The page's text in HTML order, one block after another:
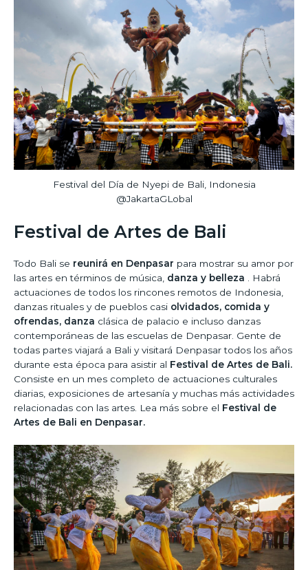
Festival del Día de Nyepi de Bali, Indonesia
@JakartaGLobal
Festival de Artes de Bali
Todo Bali se reunirá en Denpasar para mostrar su amor por
las artes en términos de música, danza y belleza . Habrá
actuaciones de todos los rincones remotos de Indonesia,
danzas rituales y de pueblos casi olvidados, comida y
ofrendas, danza clásica de palacio e incluso danzas
contemporáneas de las escuelas de Denpasar. Gente de
todas partes viajará a Bali y visitará Denpasar todos los años
durante esta época para asistir al Festival de Artes de Bali.
Consiste en un mes completo de actuaciones culturales
diarias, exposiciones de artesanía y muchas más actividades
relacionadas con las artes. Lea más sobre el Festival de
Artes de Bali en Denpasar.